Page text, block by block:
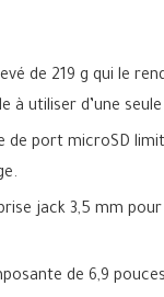
de 219 g qui le
à utiliser d’une
de port microSD
jack 3,5 mm
de 6,9